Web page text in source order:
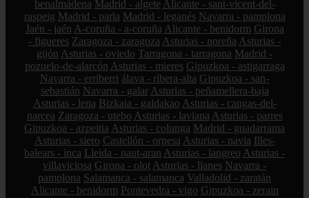
benalmádena Madrid - algete Alicante - sant-vicent-del-
raspeig Madrid - parla Madrid - leganés Navarra - pamplona
Jaén - jaén A-coruña - a-coruña Alicante - benidorm Girona
- figueres Zaragoza - zaragoza Asturias - noreña Asturias -
gijón Asturias - oviedo Tarragona - tarragona Madrid -
pozuelo-de-alarcón Asturias - mieres Gipuzkoa - astigarraga
Navarra - erriberri álava - ribera-alta Gipuzkoa - san-
sebastián Navarra - galar Asturias - peñamellera-baja
Asturias - lena Bizkaia - galdakao Asturias - cangas-del-
narcea Zaragoza - utebo Asturias - laviana Asturias - parres
Gipuzkoa - azpeitia Asturias - colunga Madrid - guadarrama
Asturias - siero Castellón - orpesa Asturias - navia Illes-
balears - inca Lleida - naut-aran Asturias - langreo Asturias -
villaviciosa Girona - olot Asturias - llanes Navarra -
pamplona Salamanca - salamanca Valladolid - zaratán
Alicante - benidorm Pontevedra - vigo Gipuzkoa - zerain